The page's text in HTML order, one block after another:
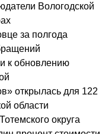
Вологодской
за полгода
к обновлению
открылась для 122
области
округа